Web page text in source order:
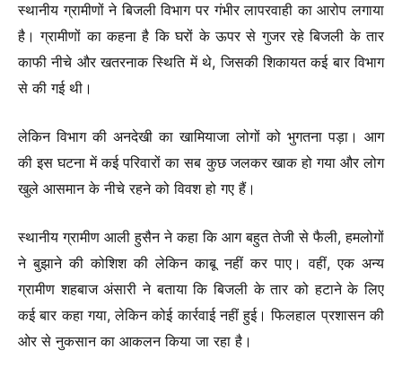
स्थानीय ग्रामीणों ने बिजली विभाग पर गंभीर लापरवाही का आरोप लगाया
है। ग्रामीणों का कहना है कि घरों के ऊपर से गुजर रहे बिजली के तार
काफी नीचे और खतरनाक स्थिति में थे, जिसकी शिकायत कई बार विभाग
से की गई थी।
लेकिन विभाग की अनदेखी का खामियाजा लोगों को भुगतना पड़ा। आग
की इस घटना में कई परिवारों का सब कुछ जलकर खाक हो गया और लोग
खुले आसमान के नीचे रहने को विवश हो गए हैं।
स्थानीय ग्रामीण आली हुसैन ने कहा कि आग बहुत तेजी से फैली, हमलोगों
ने बुझाने की कोशिश की लेकिन काबू नहीं कर पाए। वहीं, एक अन्य
ग्रामीण शहबाज अंसारी ने बताया कि बिजली के तार को हटाने के लिए
कई बार कहा गया, लेकिन कोई कार्रवाई नहीं हुई। फिलहाल प्रशासन की
ओर से नुकसान का आकलन किया जा रहा है।